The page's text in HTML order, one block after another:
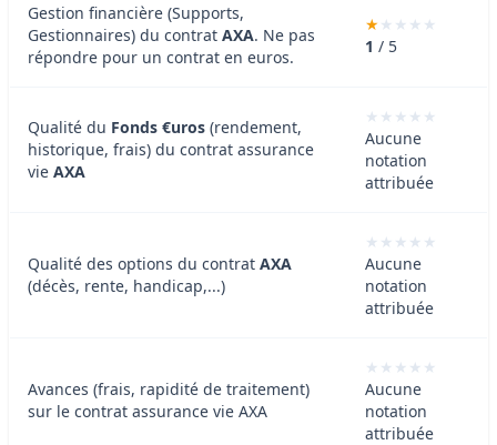
Gestion financière (Supports,
Gestionnaires) du contrat AXA. Ne pas
répondre pour un contrat en euros.
1 / 5
Qualité du Fonds €uros (rendement,
historique, frais) du contrat assurance
vie AXA
Aucune
notation
attribuée
Qualité des options du contrat AXA
(décès, rente, handicap,...)
Aucune
notation
attribuée
Avances (frais, rapidité de traitement)
sur le contrat assurance vie AXA
Aucune
notation
attribuée